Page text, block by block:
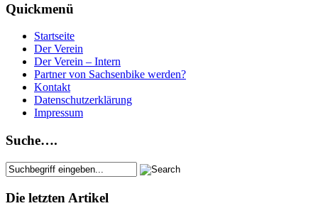
Quickmenü
Startseite
Der Verein
Der Verein – Intern
Partner von Sachsenbike werden?
Kontakt
Datenschutzerklärung
Impressum
Suche….
Die letzten Artikel